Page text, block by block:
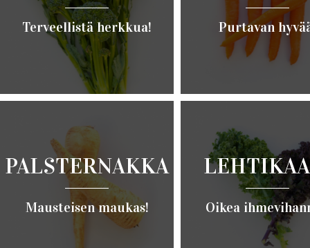
Lue lisää ›
Terveellistä herkkua!
Lue lisää ›
Purtavan
PALSTERNAKKA
Mausteisen maukas! Oikea